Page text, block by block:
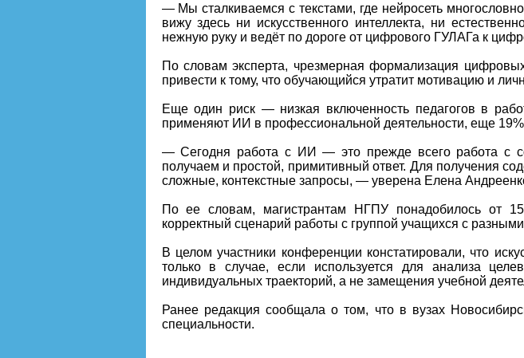
— Мы сталкиваемся с текстами, где нейросеть
вижу здесь ни искусственного интеллекта, ни
нежную руку и ведёт по дороге от цифрового ГУЛАГа к
По словам эксперта, чрезмерная формализация
привести к тому, что обучающийся утратит мотивацию и
Еще один риск — низкая включенность педагогов в
применяют ИИ в профессиональной деятельности, еще 19%
— Сегодня работа с ИИ — это прежде всего работа с
получаем и простой, примитивный ответ. Для получения
сложные, контекстные запросы, — уверена Елена
По ее словам, магистрантам НГПУ понадобилось от
корректный сценарий работы с группой учащихся с
В целом участники конференции констатировали, что
только в случае, если используется для анализа
индивидуальных траекторий, а не замещения учебной
Ранее редакция сообщала о том, что в вузах
специальности.